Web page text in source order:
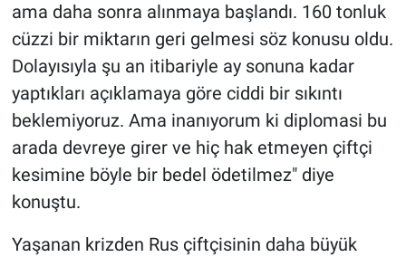
ama daha sonra alınmaya başlandı. 160 tonluk
cüzzi bir miktarın geri gelmesi söz konusu oldu.
Dolayısıyla şu an itibariyle ay sonuna kadar
yaptıkları açıklamaya göre ciddi bir sıkıntı
beklemiyoruz. Ama inanıyorum ki diplomasi bu
arada devreye girer ve hiç hak etmeyen çiftçi
kesimine böyle bir bedel ödetilmez" diye
konuştu.
Yaşanan krizden Rus çiftçisinin daha büyük